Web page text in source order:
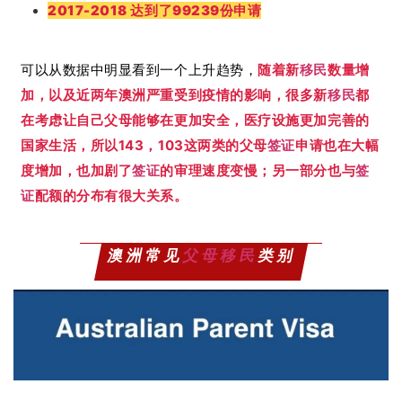
2017-2018 达到了99239份申请
可以从数据中明显看到一个上升趋势，随着新移民数量增
加，以及近两年澳洲严重受到疫情的影响，很多新移民都
在考虑让自己父母能够在更加安全，医疗设施更加完善的
国家生活，所以143，103这两类的父母签证申请也在大幅
度增加，也加剧了签证的审理速度变慢； 另一部分也与签
证配额的分布有很大关系。
澳洲常见父母移民类别